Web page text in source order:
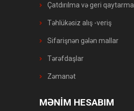
Çatdırılma və geri qaytarma
Təhlükəsiz alış -veriş
Sifarişnən gələn mallar
Tərəfdaşlar
Zəmanət
MƏNİM HESABIM